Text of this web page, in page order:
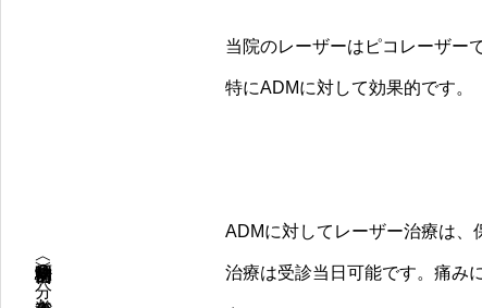
当院のレーザーはピコレーザー
特にADMに対して効果的です。
ADMに対してレーザー治療は、
治療は受診当日可能です。痛み